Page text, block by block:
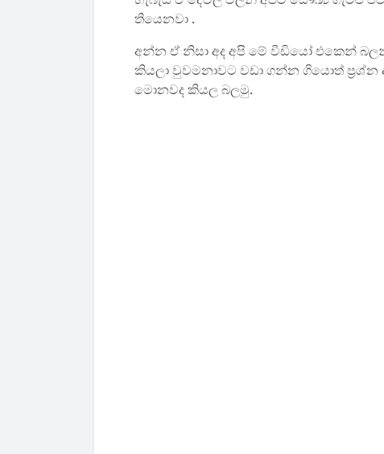
තියෙනවා .
අන්න ඒ නිසා අද අපි මේ වීඩියෝ එකෙන්
කියලා වුවමනාවට වඩා ගන්න ගියොත්
මොනවද කියල බලමු.